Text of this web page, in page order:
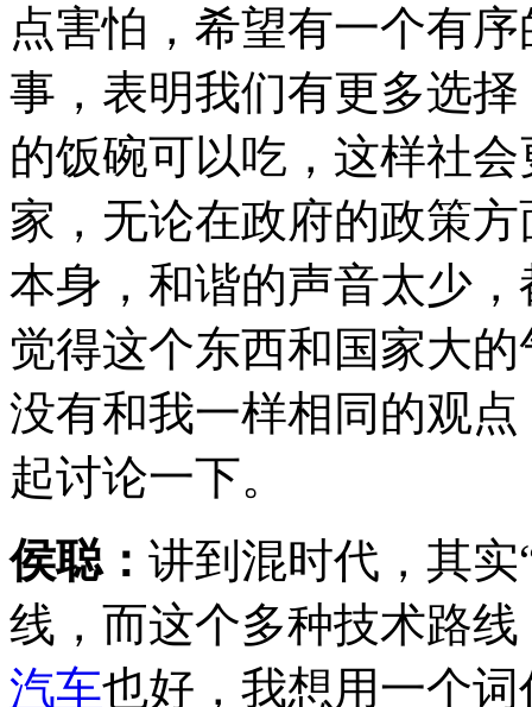
点害怕，希望有一个有
事，表明我们有更多选
的饭碗可以吃，这样社
家，无论在政府的政策
本身，和谐的声音太少
觉得这个东西和国家大
没有和我一样相同的观
起讨论一下。
侯聪： 讲到混时代，其
线，而这个多种技术路
汽车也好，我想用一个